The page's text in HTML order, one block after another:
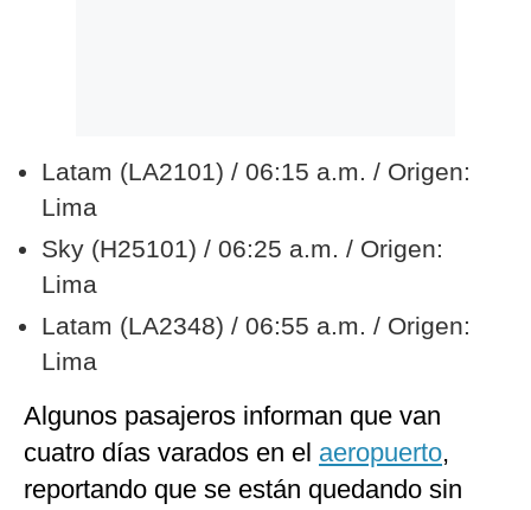
Latam (LA2101) / 06:15 a.m. / Origen:
Lima
Sky (H25101) / 06:25 a.m. / Origen:
Lima
Latam (LA2348) / 06:55 a.m. / Origen:
Lima
Algunos pasajeros informan que van
cuatro días varados en el aeropuerto,
reportando que se están quedando sin